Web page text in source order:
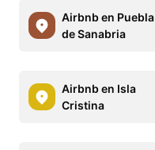
Airbnb en Puebla
de Sanabria
Airbnb en Isla
Cristina